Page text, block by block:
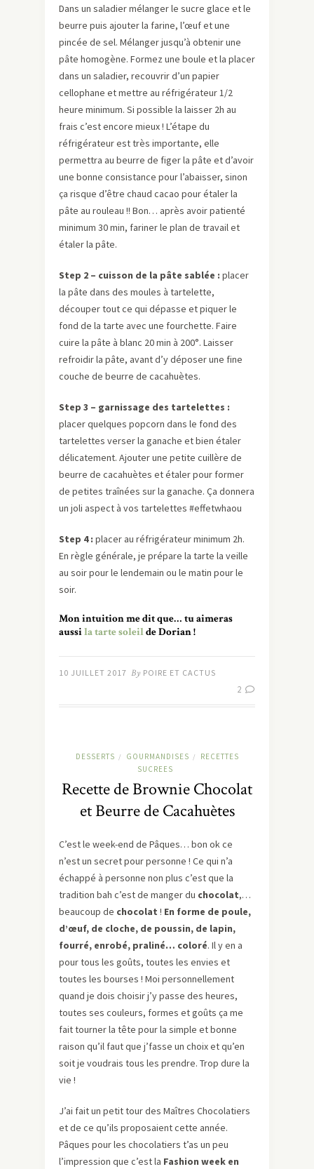
Dans un saladier mélanger le sucre glace et le
beurre puis ajouter la farine, l’œuf et une
pincée de sel. Mélanger jusqu’à obtenir une
pâte homogène. Formez une boule et la placer
dans un saladier, recouvrir d’un papier
cellophane et mettre au réfrigérateur 1/2
heure minimum. Si possible la laisser 2h au
frais c’est encore mieux ! L’étape du
réfrigérateur est très importante, elle
permettra au beurre de figer la pâte et d’avoir
une bonne consistance pour l’abaisser, sinon
ça risque d’être chaud cacao pour étaler la
pâte au rouleau !! Bon… après avoir patienté
minimum 30 min, fariner le plan de travail et
étaler la pâte.
Step 2 – cuisson de la pâte sablée : placer
la pâte dans des moules à tartelette,
découper tout ce qui dépasse et piquer le
fond de la tarte avec une fourchette. Faire
cuire la pâte à blanc 20 min à 200°. Laisser
refroidir la pâte, avant d’y déposer une fine
couche de beurre de cacahuètes.
Step 3 – garnissage des tartelettes :
placer quelques popcorn dans le fond des
tartelettes verser la ganache et bien étaler
délicatement. Ajouter une petite cuillère de
beurre de cacahuètes et étaler pour former
de petites traînées sur la ganache. Ça donnera
un joli aspect à vos tartelettes #effetwhaou
Step 4 : placer au réfrigérateur minimum 2h.
En règle générale, je prépare la tarte la veille
au soir pour le lendemain ou le matin pour le
soir.
Mon intuition me dit que… tu aimeras
aussila tarte soleilde Dorian !
10 JUILLET 2017 By POIRE ET CACTUS
2
DESSERTS / GOURMANDISES /
RECETTES
SUCREES
Recette de Brownie Chocolat
et Beurre de Cacahuètes
C’est le week-end de Pâques… bon ok ce
n’est un secret pour personne ! Ce qui n’a
échappé à personne non plus c’est que la
tradition bah c’est de manger du chocolat,…
beaucoup de chocolat ! En forme de poule,
d’œuf, de cloche, de poussin, de lapin,
fourré, enrobé, praliné… coloré. Il y en a
pour tous les goûts, toutes les envies et
toutes les bourses ! Moi personnellement
quand je dois choisir j’y passe des heures,
toutes ses couleurs, formes et goûts ça me
fait tourner la tête pour la simple et bonne
raison qu’il faut que j’fasse un choix et qu’en
soit je voudrais tous les prendre. Trop dure la
vie !
J’ai fait un petit tour des Maîtres Chocolatiers
et de ce qu’ils proposaient cette année.
Pâques pour les chocolatiers t’as un peu
l’impression que c’est la Fashion week en